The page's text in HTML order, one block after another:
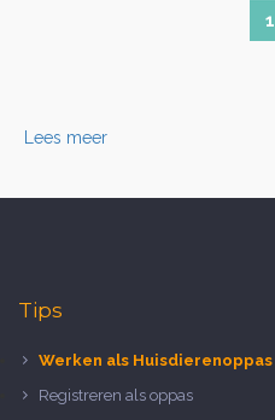
1
Lees meer
Tips
Werken als Huisdierenoppas
Registreren als oppas